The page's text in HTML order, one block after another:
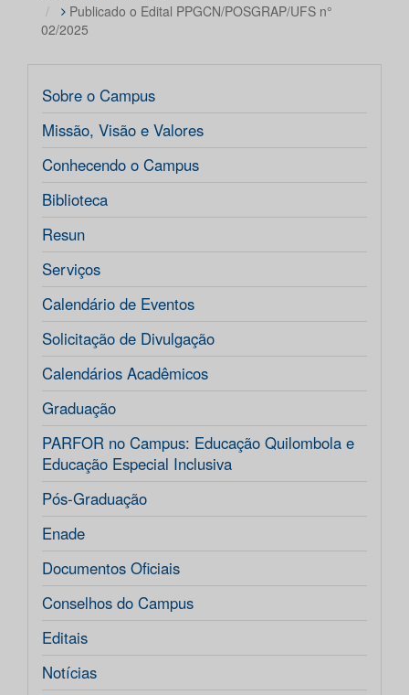
Publicado o Edital PPGCN/POSGRAP/UFS n°
02/2025
Sobre o Campus
Missão, Visão e Valores
Conhecendo o Campus
Biblioteca
Resun
Serviços
Calendário de Eventos
Solicitação de Divulgação
Calendários Acadêmicos
Graduação
PARFOR no Campus: Educação Quilombola e
Educação Especial Inclusiva
Pós-Graduação
Enade
Documentos Oficiais
Conselhos do Campus
Editais
Notícias